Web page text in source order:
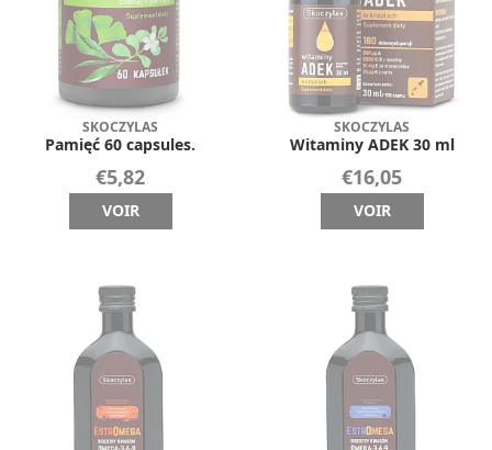
SKOCZYLAS
Pamięć 60 capsules.
€5,82
VOIR
SKOCZYLAS
Witaminy ADEK 30 ml
€16,05
VOIR